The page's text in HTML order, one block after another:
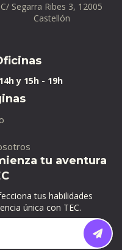
C/ Segarra Ribes 3, 12005
Castellón
y 15h - 19h
tu aventura
tus habilidades
única con TEC.